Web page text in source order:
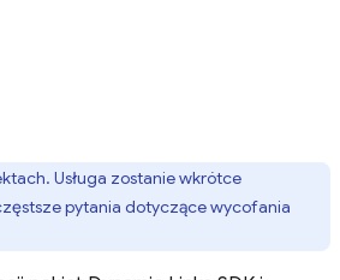
Usługa zostanie wkrótce
pytania dotyczące wycofania